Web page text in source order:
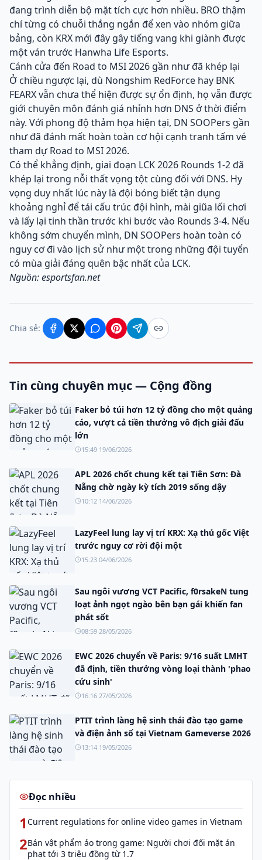
đang trình diễn bộ mặt tích cực hơn nhiều. BRO thậm
chí từng có chuỗi thắng ngắn để xen vào nhóm giữa
bảng, còn KRX mới đây gây tiếng vang khi giành được
một ván trước Hanwha Life Esports.
Cánh cửa đến Road to MSI 2026 gần như đã khép lại
Ở chiều ngược lại, dù Nongshim RedForce hay BNK
FEARX vẫn chưa thể hiện được sự ổn định, họ vẫn được
giới chuyên môn đánh giá nhỉnh hơn DNS ở thời điểm
này. Với phong độ thảm họa hiện tại, DN SOOPers gần
như đã đánh mất hoàn toàn cơ hội cạnh tranh tấm vé
tham dự Road to MSI 2026.
Có thể khẳng định, giai đoạn LCK 2026 Rounds 1-2 đã
khép lại trong nỗi thất vọng tột cùng đối với DNS. Hy
vọng duy nhất lúc này là đội bóng biết tận dụng
khoảng nghỉ để tái cấu trúc đội hình, mài giũa lối chơi
và lấy lại tinh thần trước khi bước vào Rounds 3-4. Nếu
không sớm chuyển mình, DN SOOPers hoàn toàn có
nguy cơ đi vào lịch sử như một trong những đội tuyển
có mùa giải đáng quên bậc nhất của LCK.
Nguồn: esportsfan.net
Chia sẻ:
Tin cùng chuyên mục — Cộng đồng
Faker bỏ túi hơn 12 tỷ đồng cho một quảng
cáo, vượt cả tiền thưởng vô địch giải đấu
lớn
15:49 19/06/2026
APL 2026 chốt chung kết tại Tiên Sơn: Đà
Nẵng chờ ngày kỳ tích 2019 sống dậy
10:12 14/06/2026
LazyFeel lung lay vị trí KRX: Xạ thủ gốc Việt
trước nguy cơ rời đội một
15:23 04/06/2026
Sau ngôi vương VCT Pacific, f0rsakeN tung
loạt ảnh ngọt ngào bên bạn gái khiến fan
phát sốt
08:59 28/05/2026
EWC 2026 chuyển về Paris: 9/16 suất LMHT
đã định, tiền thưởng vòng loại thành 'phao
cứu sinh'
16:16 27/05/2026
PTIT trình làng hệ sinh thái đào tạo game
và điện ảnh số tại Vietnam Gameverse 2026
13:14 19/05/2026
Đọc nhiều
1 Current regulations for online video games in Vietnam
2Bán vật phẩm ảo trong game: Người chơi đối mặt án
phạt tới 3 triệu đồng từ 1.7